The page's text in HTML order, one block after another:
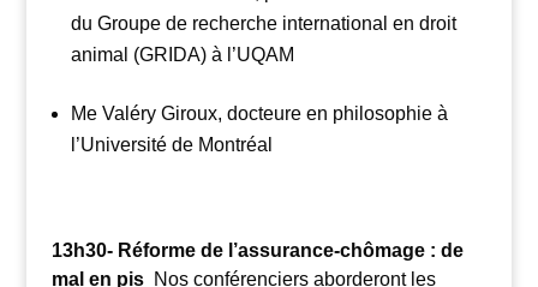
du Groupe de recherche international en droit
animal (GRIDA) à l’UQAM
Me Valéry Giroux, docteure en philosophie à
l’Université de Montréal
13h30- Réforme de l’assurance-chômage : de
mal en pisNos conférenciers aborderont les